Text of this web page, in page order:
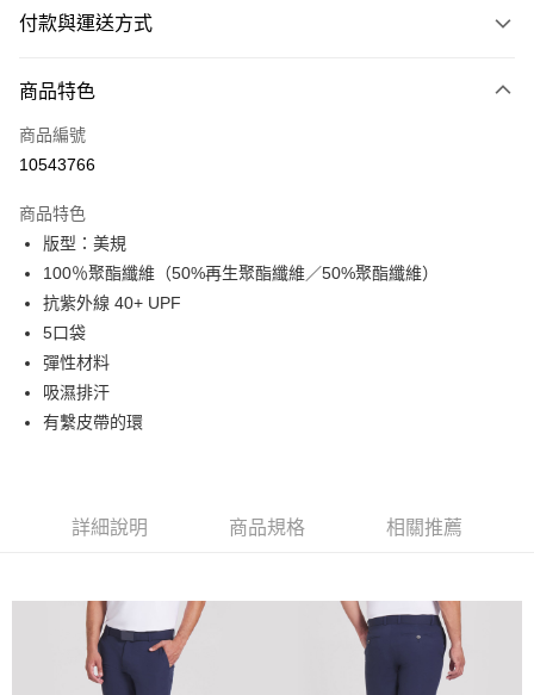
付款與運送方式
信用卡一次付款
超商取貨付款
Apple Pay
悠遊付
ATM付款
運送方式
全家取貨付款
每筆NT$60
每筆NT$250
商品特色
商品編號
10543766
商品特色
版型：美規
100％聚酯纖維（50%再生聚酯纖維／50%聚酯纖維）
抗紫外線 40+ UPF
5口袋
彈性材料
吸濕排汗
有繫皮帶的環
詳細說明 商品規格 相關推薦